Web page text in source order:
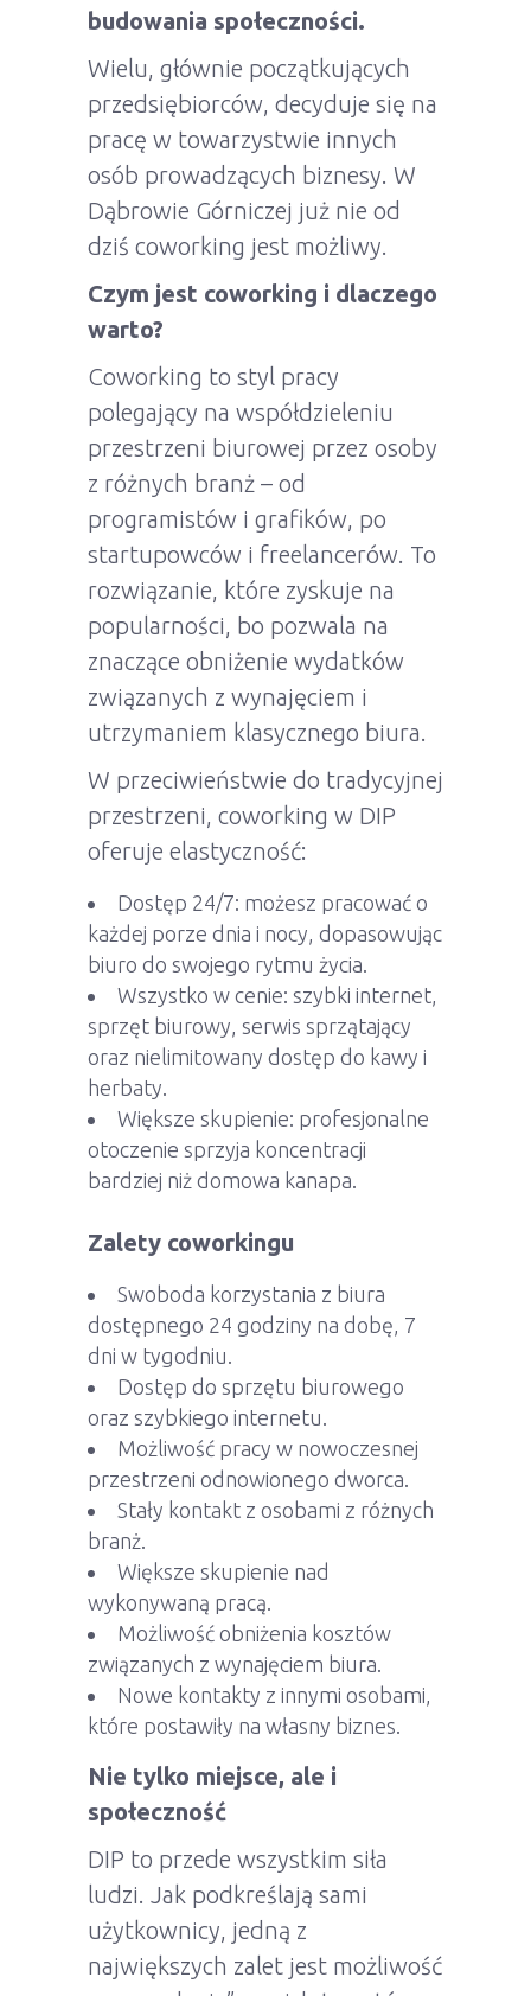
budowania społeczności.
Wielu, głównie początkujących
przedsiębiorców, decyduje się na
pracę w towarzystwie innych
osób prowadzących biznesy. W
Dąbrowie Górniczej już nie od
dziś coworking jest możliwy.
Czym jest coworking i dlaczego
warto?
Coworking to styl pracy
polegający na współdzieleniu
przestrzeni biurowej przez osoby
z różnych branż – od
programistów i grafików, po
startupowców i freelancerów. To
rozwiązanie, które zyskuje na
popularności, bo pozwala na
znaczące obniżenie wydatków
związanych z wynajęciem i
utrzymaniem klasycznego biura.
W przeciwieństwie do tradycyjnej
przestrzeni, coworking w DIP
oferuje elastyczność:
Dostęp 24/7: możesz pracować o
każdej porze dnia i nocy, dopasowując
biuro do swojego rytmu życia.
Wszystko w cenie: szybki internet,
sprzęt biurowy, serwis sprzątający
oraz nielimitowany dostęp do kawy i
herbaty.
Większe skupienie: profesjonalne
otoczenie sprzyja koncentracji
bardziej niż domowa kanapa.
Zalety coworkingu
Swoboda korzystania z biura
dostępnego 24 godziny na dobę, 7
dni w tygodniu.
Dostęp do sprzętu biurowego
oraz szybkiego internetu.
Możliwość pracy w nowoczesnej
przestrzeni odnowionego dworca.
Stały kontakt z osobami z różnych
branż.
Większe skupienie nad
wykonywaną pracą.
Możliwość obniżenia kosztów
związanych z wynajęciem biura.
Nowe kontakty z innymi osobami,
które postawiły na własny biznes.
Nie tylko miejsce, ale i
społeczność
DIP to przede wszystkim siła
ludzi. Jak podkreślają sami
użytkownicy, jedną z
największych zalet jest możliwość